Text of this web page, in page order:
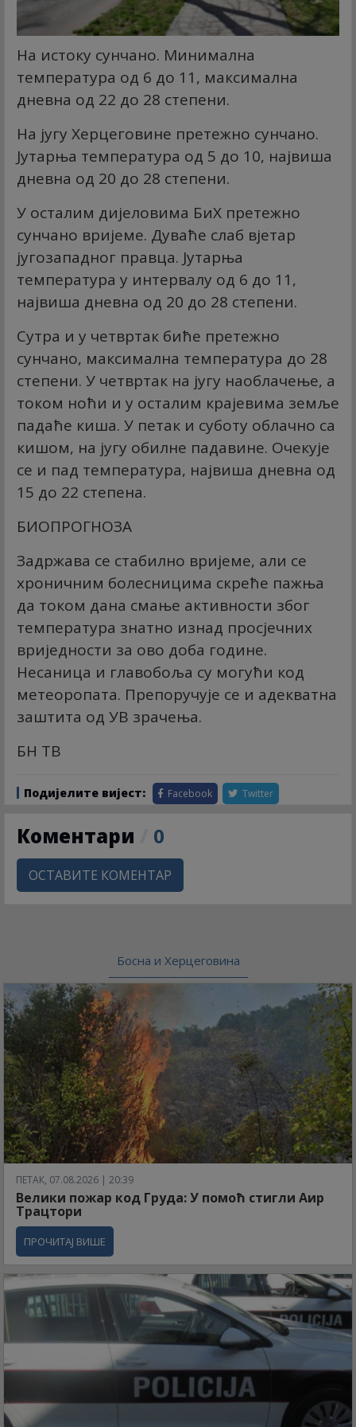
На истоку сунчано. Минимална
температура од 6 до 11, максимална
дневна од 22 до 28 степени.
На југу Херцеговине претежно сунчано.
Јутарња температура од 5 до 10, највиша
дневна од 20 до 28 степени.
У осталим дијеловима БиХ претежно
сунчано вријеме. Дуваће слаб вјетар
југозападног правца. Јутарња
температура у интервалу од 6 до 11,
највиша дневна од 20 до 28 степени.
Сутра и у четвртак биће претежно
сунчано, максимална температура до 28
степени. У четвртак на југу наоблачење, а
током ноћи и у осталим крајевима земље
падаће киша. У петак и суботу облачно са
кишом, на југу обилне падавине. Очекује
се и пад температура, највиша дневна од
15 до 22 степена.
БИОПРОГНОЗА
Задржава се стабилно вријеме, али се
хроничним болесницима скреће пажња
да током дана смање активности због
температура знатно изнад просјечних
вриједности за ово доба године.
Несаница и главобоља су могући код
метеоропата. Препоручује се и адекватна
заштита од УВ зрачења.
БН ТВ
Подијелите вијест: Facebook Twitter
Коментари 0
ОСТАВИТЕ КОМЕНТАР
Босна и Херцеговина
ПЕТАК, 07.08.2026 | 20:39
Велики пожар код Груда: У помоћ стигли Аир
Трацтори
ПРОЧИТАЈ ВИШЕ